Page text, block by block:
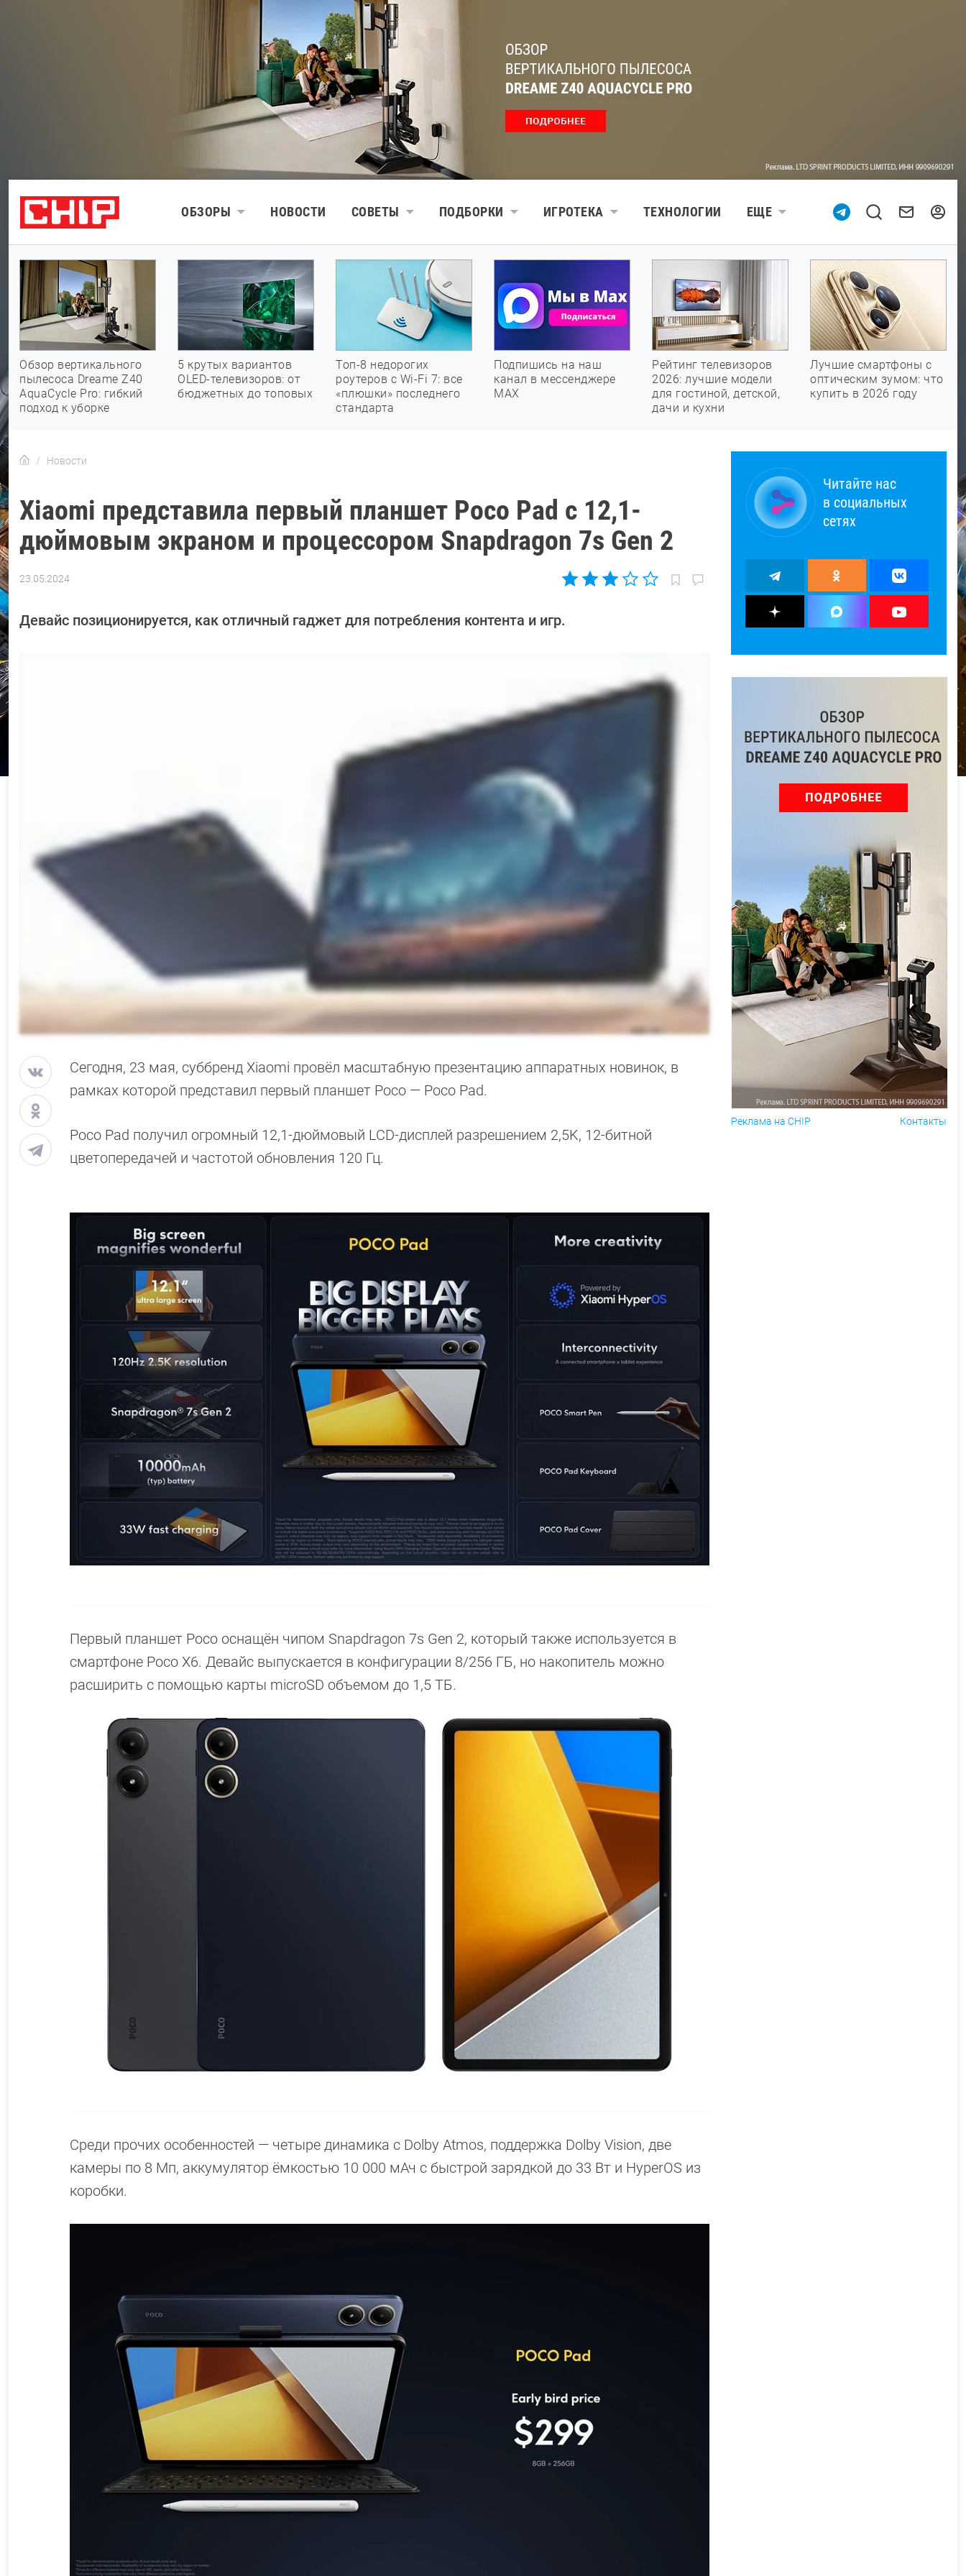
ОБЗОРЫ НОВОСТИ СОВЕТЫ ПОДБОРКИ ИГРОТЕКА ТЕХНОЛОГИИ ЕЩЕ
Обзор вертикального
пылесоса Dreame Z40
AquaCycle Pro: гибкий
подход к уборке
5 крутых вариантов
OLED-телевизоров: от
бюджетных до топовых
Топ-8 недорогих
роутеров с Wi-Fi 7: все
«плюшки» последнего
стандарта
Подпишись на наш
канал в мессенджере
МАХ
Рейтинг телевизоров
2026: лучшие модели
для гостиной, детской,
дачи и кухни
Лучшие смартфоны с
оптическим зумом: что
купить в 2026 году
Новости
Xiaomi представила первый планшет Poco Pad с 12,1-
дюймовым экраном и процессором Snapdragon 7s Gen 2
23.05.2024
Довлатова
Девайс позиционируется, как отличный гаджет для потребления контента и игр.
Сегодня, 23 мая, суббренд Xiaomi провёл масштабную презентацию аппаратных новинок, в
рамках которой представил первый планшет Poco — Poco Pad.
Poco Pad получил огромный 12,1-дюймовый LCD-дисплей разрешением 2,5K, 12-битной
цветопередачей и частотой обновления 120 Гц.
Первый планшет Poco оснащён чипом Snapdragon 7s Gen 2, который также используется в
смартфоне Poco X6. Девайс выпускается в конфигурации 8/256 ГБ, но накопитель можно
расширить с помощью карты microSD объемом до 1,5 ТБ.
Среди прочих особенностей — четыре динамика с Dolby Atmos, поддержка Dolby Vision, две
камеры по 8 Мп, аккумулятор ёмкостью 10 000 мАч с быстрой зарядкой до 33 Вт и HyperOS из
коробки.
Читайте нас
в социальных
сетях
Реклама на CHIP Контакты